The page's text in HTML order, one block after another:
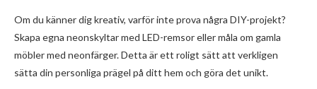
Om du känner dig kreativ, varför inte prova några DIY-projekt?
Skapa egna neonskyltar med LED-remsor eller måla om gamla
möbler med neonfärger. Detta är ett roligt sätt att verkligen
sätta din personliga prägel på ditt hem och göra det unikt.